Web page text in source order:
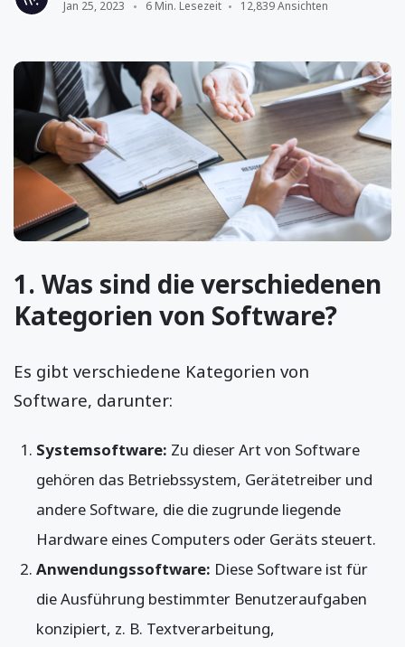
Jan 25, 2023
6 Min. Lesezeit 12,839 Ansichten
1. Was sind die verschiedenen
Kategorien von Software?
Es gibt verschiedene Kategorien von
Software, darunter:
Systemsoftware: Zu dieser Art von Software
gehören das Betriebssystem, Gerätetreiber und
andere Software, die die zugrunde liegende
Hardware eines Computers oder Geräts steuert.
Anwendungssoftware: Diese Software ist für
die Ausführung bestimmter Benutzeraufgaben
konzipiert, z. B. Textverarbeitung,